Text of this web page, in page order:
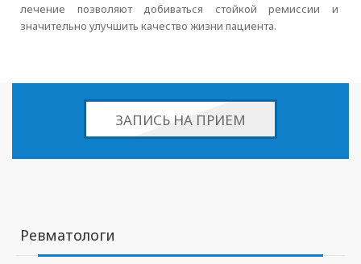
лечение позволяют добиваться стойкой ремиссии и
значительно улучшить качество жизни пациента.
ЗАПИСЬ НА ПРИЕМ
Ревматологи